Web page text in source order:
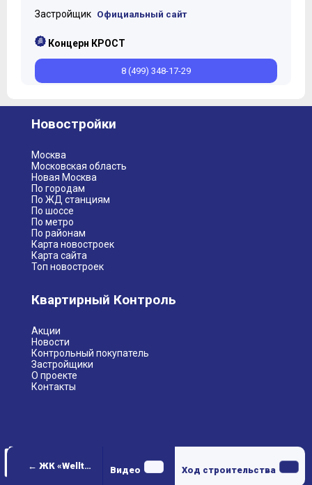
← ЖК «Wellton Gold» (Веллтон Голд) Видео Ход строительства
Застройщик Официальный сайт
Концерн КРОСТ
8 (499) 348-17-29
Новостройки
Москва
Московская область
Новая Москва
По городам
По ЖД станциям
По шоссе
По метро
По районам
Карта новостроек
Карта сайта
Топ новостроек
Квартирный Контроль
Акции
Новости
Контрольный покупатель
Застройщики
О проекте
Контакты